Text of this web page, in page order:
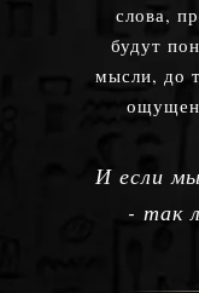
слова,
будут
мысли, до
И если
- так